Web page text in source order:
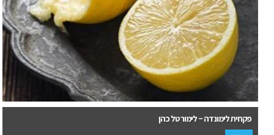
פקחית לימונדה – לימור טל כהן